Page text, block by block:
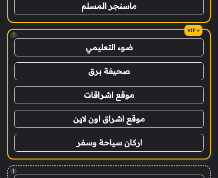
ماسنجر المسلم
!
ضوء التعليمي
صحيفة برق
موقع اشراقات
موقع اشراق اون لاين
اركان سياحة وسفر
!